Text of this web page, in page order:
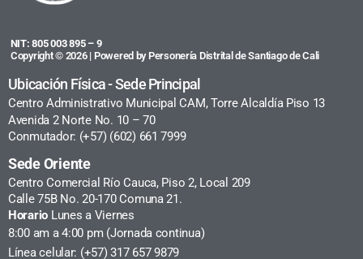
NIT: 805 003 895 – 9
Copyright © 2026 | Powered by Personería Distrital de Santiago de Cali
Ubicación Física - Sede Principal
Centro Administrativo Municipal CAM, Torre Alcaldía Piso 13
Avenida 2 Norte No. 10 – 70
Conmutador: (+57) (602) 661 7999
Sede Oriente
Centro Comercial Río Cauca, Piso 2, Local 209
Calle 75B No. 20-170 Comuna 21.
Horario Lunes a Viernes
8:00 am a 4:00 pm (Jornada continua)
Línea celular: (+57) 317 657 9879